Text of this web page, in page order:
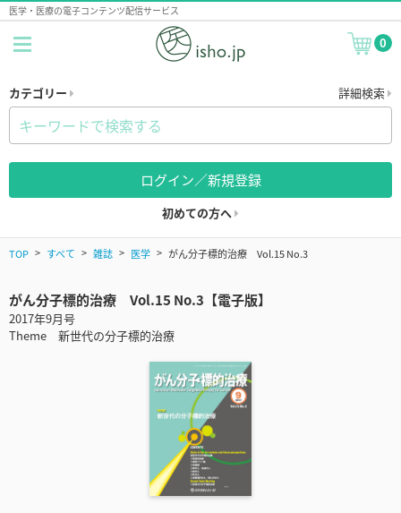
医学・医療の電子コンテンツ配信サービス
0
カテゴリー 詳細検索
ログイン／新規登録
初めての方へ
TOP すべて 雑誌 医学 がん分子標的治療 Vol.15 No.3
がん分子標的治療 Vol.15 No.3【電子版】
2017年9月号
Theme 新世代の分子標的治療